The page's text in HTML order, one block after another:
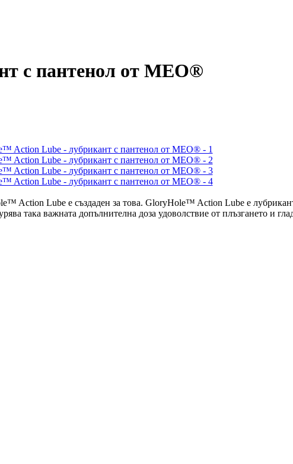
с пантенол от MEO®
Action Lube е създаден за това. GloryHole™ Action Lube е
така важната допълнителна доза удоволствие от плъзгането и